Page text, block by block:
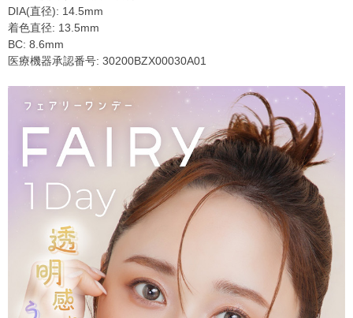
DIA(直径): 14.5mm
着色直径: 13.5mm
BC: 8.6mm
医療機器承認番号: 30200BZX00030A01